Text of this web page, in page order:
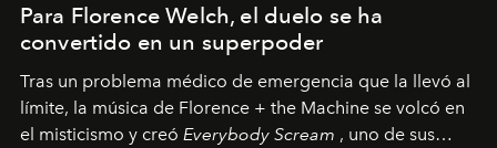
Para Florence Welch, el duelo se ha
convertido en un superpoder
Tras un problema médico de emergencia que la llevó al
límite, la música de Florence + the Machine se volcó en
el misticismo y creó Everybody Scream , uno de sus